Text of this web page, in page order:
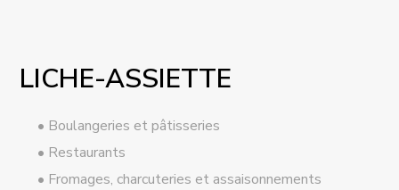
LICHE-ASSIETTE
Boulangeries et pâtisseries
Restaurants
Fromages, charcuteries et assaisonnements